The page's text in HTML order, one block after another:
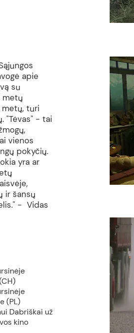
apie
su
metų
turi
"Tėvas" - tai
vienos
pokyčių.
yra ar
ir šansų
- Vidas
(PL)
Dabriškai už
kino